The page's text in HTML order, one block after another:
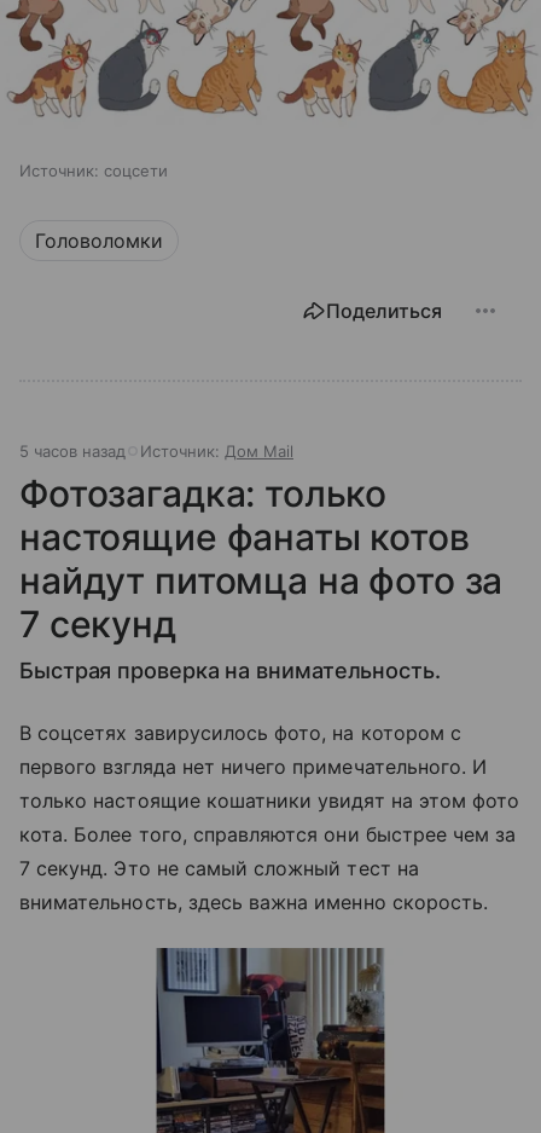
Источник: соцсети
Головоломки
Поделиться
5 часов назад Источник: Дом Mail
Фотозагадка: только
настоящие фанаты котов
найдут питомца на фото за
7 секунд
Быстрая проверка на внимательность.
В соцсетях завирусилось фото, на котором с
первого взгляда нет ничего примечательного. И
только настоящие кошатники увидят на этом фото
кота. Более того, справляются они быстрее чем за
7 секунд. Это не самый сложный тест на
внимательность, здесь важна именно скорость.